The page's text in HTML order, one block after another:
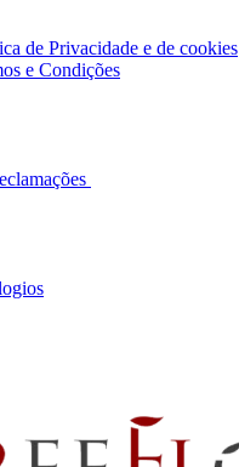
de Privacidade e de cookies
e Condições